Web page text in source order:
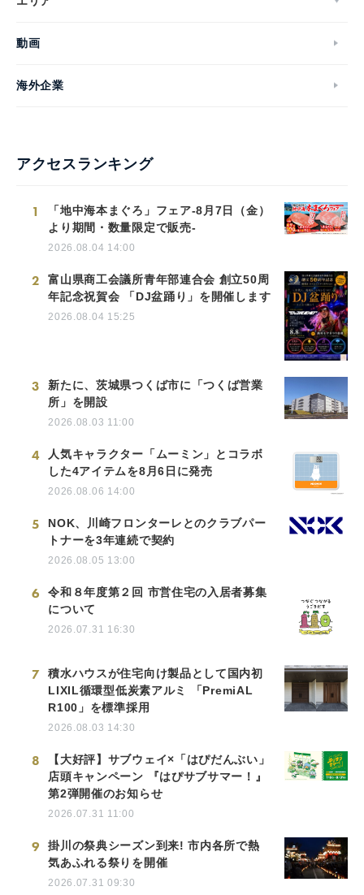
動画
海外企業
アクセスランキング
1
「地中海本まぐろ」フェア-8月7日（金）
より期間・数量限定で販売-
2026.08.04 14:00
2
富山県商工会議所青年部連合会 創立50周
年記念祝賀会 「DJ盆踊り」を開催します
2026.08.04 15:25
3
新たに、茨城県つくば市に「つくば営業
所」を開設
2026.08.03 11:00
4
人気キャラクター「ムーミン」とコラボ
した4アイテムを8月6日に発売
2026.08.06 14:00
5
NOK、川崎フロンターレとのクラブパー
トナーを3年連続で契約
2026.08.05 13:00
6
令和８年度第２回 市営住宅の入居者募集
について
2026.07.31 16:30
7
積水ハウスが住宅向け製品として国内初
LIXIL循環型低炭素アルミ 「PremiAL
R100」を標準採用
2026.08.03 14:30
8
【大好評】サブウェイ×「はぴだんぶい」
店頭キャンペーン 『はぴサブサマー！』
第2弾開催のお知らせ
2026.07.31 11:00
9
掛川の祭典シーズン到来! 市内各所で熱
気あふれる祭りを開催
2026.07.31 09:30